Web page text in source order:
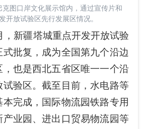
克图口岸文化展示馆内，通过宣传片和
开放试验区先行发展区情况。
新疆塔城重点开发开放试验
式批复，成为全国第九个沿边
也是西北五省区唯一一个沿
验区。截至目前，水电路等
完成，国际物流园铁路专用
业园、进出口贸易物流园等